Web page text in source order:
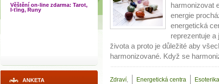
Věštění on-line zdarma: Tarot,
I-ťing, Runy
ANKETA
harmonizovat
energie
energetická
reprezentuje
života a proto je důležité aby
harmonizované. Když se
Zdraví, Energetická centra